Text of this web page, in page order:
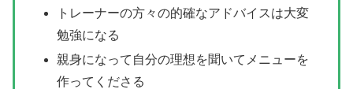
トレーナーの方々の的確なアドバイスは大変
勉強になる
親身になって自分の理想を聞いてメニューを
作ってくださる